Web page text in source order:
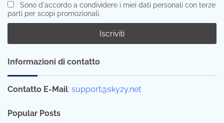
Sono d'accordo a condividere i miei dati personali con terze
parti per scopi promozionali.
Informazioni di contatto
Contatto E-Mail: support@skyzy.net
Popular Posts